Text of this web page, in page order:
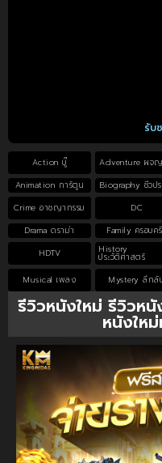
รับ
Action บู๊ Adventure ผจ
Animation การ์ตูน
Biography ชีวป
Crime อาชญากรรม
DC
Drama ดราม่า
Family ครอบค
HDTV
History
ประวัติศาสตร์
Musical เพลง Mystery ลึกลั
รีวิวหนังใหม่ รีวิวห
หนังให